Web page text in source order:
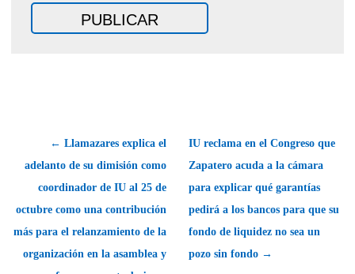
← Llamazares explica el
adelanto de su dimisión como
coordinador de IU al 25 de
octubre como una contribución
más para el relanzamiento de la
organización en la asamblea y
IU reclama en el Congreso que
Zapatero acuda a la cámara
para explicar qué garantías
pedirá a los bancos para que su
fondo de liquidez no sea un
pozo sin fondo →